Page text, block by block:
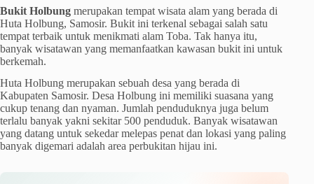
Bukit Holbung merupakan tempat wisata alam yang berada di
Huta Holbung, Samosir. Bukit ini terkenal sebagai salah satu
tempat terbaik untuk menikmati alam Toba. Tak hanya itu,
banyak wisatawan yang memanfaatkan kawasan bukit ini untuk
berkemah.
Huta Holbung merupakan sebuah desa yang berada di
Kabupaten Samosir. Desa Holbung ini memiliki suasana yang
cukup tenang dan nyaman. Jumlah penduduknya juga belum
terlalu banyak yakni sekitar 500 penduduk. Banyak wisatawan
yang datang untuk sekedar melepas penat dan lokasi yang paling
banyak digemari adalah area perbukitan hijau ini.